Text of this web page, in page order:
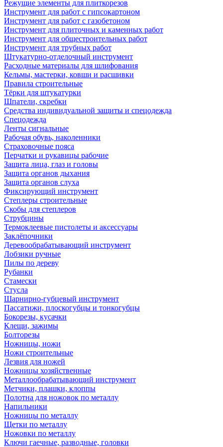
Режущие элементы для плиткорезов
Инструмент для работ с гипсокартоном
Инструмент для работ с газобетоном
Инструмент для плиточных и каменных работ
Инструмент для общестроительных работ
Инструмент для трубных работ
Штукатурно-отделочный инструмент
Расходные материалы для шлифования
Кельмы, мастерки, ковши и расшивки
Правила строительные
Тёрки для штукатурки
Шпатели, скребки
Средства индивидуальной защиты и спецодежда
Спецодежда
Ленты сигнальные
Рабочая обувь, наколенники
Страховочные пояса
Перчатки и рукавицы рабочие
Защита лица, глаз и головы
Защита органов дыхания
Защита органов слуха
Фиксирующий инструмент
Степлеры строительные
Скобы для степлеров
Струбцины
Термоклеевые пистолеты и аксессуары
Заклёпочники
Деревообрабатывающий инструмент
Лобзики ручные
Пилы по дереву
Рубанки
Стамески
Стусла
Шарнирно-губцевый инструмент
Пассатижи, плоскогубцы и тонкогубцы
Бокорезы, кусачки
Клещи, зажимы
Болторезы
Ножницы, ножи
Ножи строительные
Лезвия для ножей
Ножницы хозяйственные
Металлообрабатывающий инструмент
Метчики, плашки, клоппы
Полотна для ножовок по металлу
Напильники
Ножницы по металлу
Щетки по металлу
Ножовки по металлу
Ключи гаечные, разводные, головки